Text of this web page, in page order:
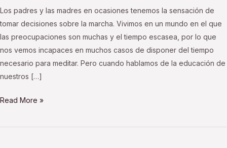
Los padres y las madres en ocasiones tenemos la sensación de
tomar decisiones sobre la marcha. Vivimos en un mundo en el que
las preocupaciones son muchas y el tiempo escasea, por lo que
nos vemos incapaces en muchos casos de disponer del tiempo
necesario para meditar. Pero cuando hablamos de la educación de
nuestros […]
Read More »